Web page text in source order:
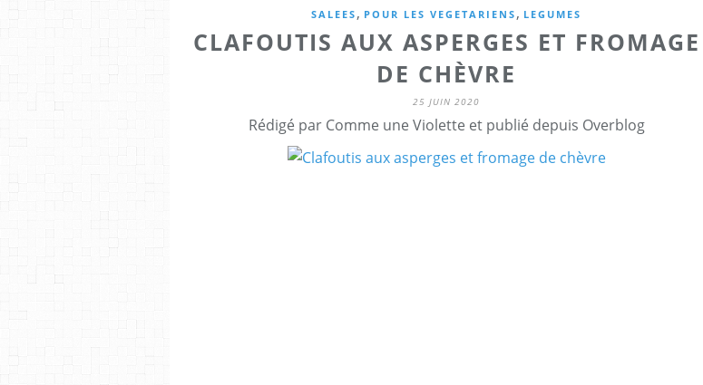
SALEES , POUR LES VEGETARIENS , LEGUMES
CLAFOUTIS AUX ASPERGES ET FROMAGE
DE CHÈVRE
25 JUIN 2020
Rédigé par Comme une Violette et publié depuis Overblog